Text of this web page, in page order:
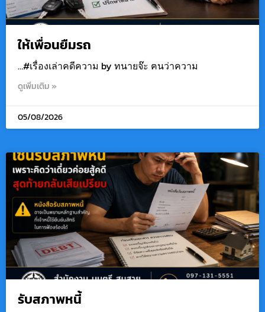
ให้เพื่อนยืมรถ
…#เรื่องเล่าคดีความ by ทนายจ๊ะ ฅนว่าความ
ดูเพิ่มเติม »
05/08/2026
รับสภาพหนี้